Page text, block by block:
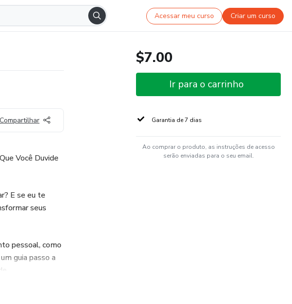
Acessar meu curso Criar um curso
Compartilhar
Você Duvide
E se eu te
seus
pessoal, como
guia passo a
$7.00
Ir para o carrinho
Garantia de 7 dias
Ao comprar o produto, as instruções de acesso
serão enviadas para o seu email.